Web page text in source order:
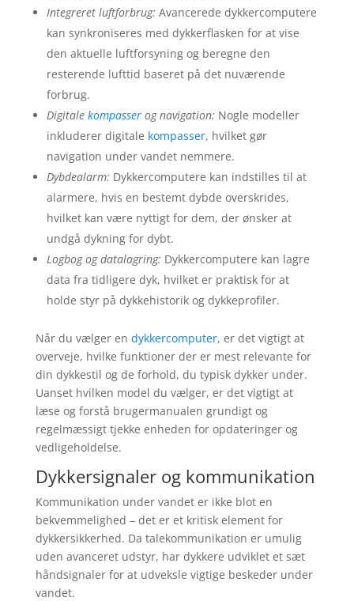
Integreret luftforbrug: Avancerede dykkercomputere
kan synkroniseres med dykkerflasken for at vise
den aktuelle luftforsyning og beregne den
resterende lufttid baseret på det nuværende
forbrug.
Digitale kompasserog navigation: Nogle modeller
inkluderer digitale kompasser, hvilket gør
navigation under vandet nemmere.
Dybdealarm: Dykkercomputere kan indstilles til at
alarmere, hvis en bestemt dybde overskrides,
hvilket kan være nyttigt for dem, der ønsker at
undgå dykning for dybt.
Logbog og datalagring: Dykkercomputere kan lagre
data fra tidligere dyk, hvilket er praktisk for at
holde styr på dykkehistorik og dykkeprofiler.
Når du vælger en dykkercomputer, er det vigtigt at
overveje, hvilke funktioner der er mest relevante for
din dykkestil og de forhold, du typisk dykker under.
Uanset hvilken model du vælger, er det vigtigt at
læse og forstå brugermanualen grundigt og
regelmæssigt tjekke enheden for opdateringer og
vedligeholdelse.
Dykkersignaler og kommunikation
Kommunikation under vandet er ikke blot en
bekvemmelighed – det er et kritisk element for
dykkersikkerhed. Da talekommunikation er umulig
uden avanceret udstyr, har dykkere udviklet et sæt
håndsignaler for at udveksle vigtige beskeder under
vandet.